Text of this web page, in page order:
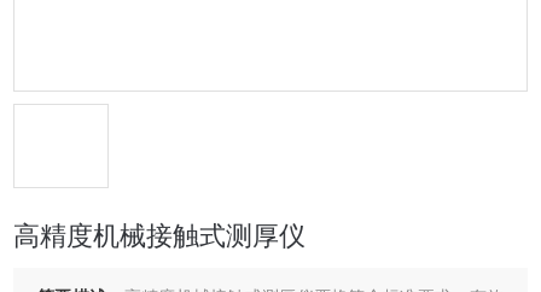
高精度机械接触式测厚仪